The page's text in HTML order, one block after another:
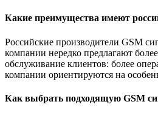
Какие преимущества имеют
Российские производители GSM
компании нередко предлагают
обслуживание клиентов: более
компании ориентируются на
Как выбрать подходящую GSM